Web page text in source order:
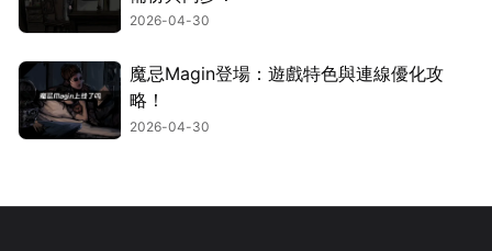
2026-04-30
魔忌Magin登場：遊戲特色與連線優化攻
略！
2026-04-30